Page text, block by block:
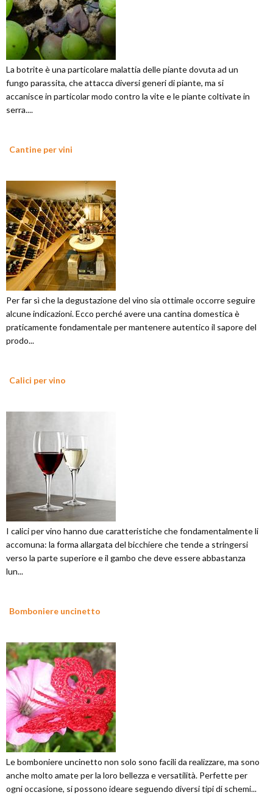
La botrite è una particolare malattia delle piante dovuta ad un
fungo parassita, che attacca diversi generi di piante, ma si
accanisce in particolar modo contro la vite e le piante coltivate in
serra....
Cantine per vini
Per far sì che la degustazione del vino sia ottimale occorre seguire
alcune indicazioni. Ecco perché avere una cantina domestica è
praticamente fondamentale per mantenere autentico il sapore del
prodo...
Calici per vino
I calici per vino hanno due caratteristiche che fondamentalmente li
accomuna: la forma allargata del bicchiere che tende a stringersi
verso la parte superiore e il gambo che deve essere abbastanza
lun...
Bomboniere uncinetto
Le bomboniere uncinetto non solo sono facili da realizzare, ma sono
anche molto amate per la loro bellezza e versatilità. Perfette per
ogni occasione, si possono ideare seguendo diversi tipi di schemi...